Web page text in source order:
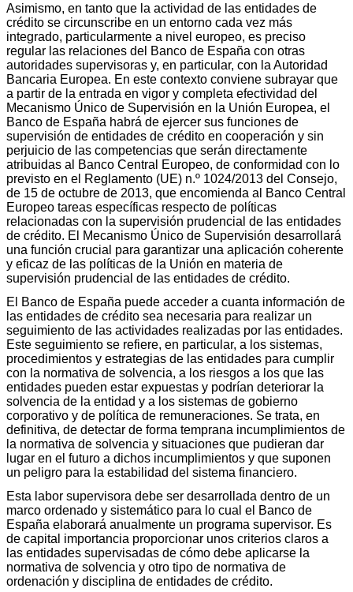
Asimismo, en tanto que la actividad de las entidades de
crédito se circunscribe en un entorno cada vez más
integrado, particularmente a nivel europeo, es preciso
regular las relaciones del Banco de España con otras
autoridades supervisoras y, en particular, con la Autoridad
Bancaria Europea. En este contexto conviene subrayar que
a partir de la entrada en vigor y completa efectividad del
Mecanismo Único de Supervisión en la Unión Europea, el
Banco de España habrá de ejercer sus funciones de
supervisión de entidades de crédito en cooperación y sin
perjuicio de las competencias que serán directamente
atribuidas al Banco Central Europeo, de conformidad con lo
previsto en el Reglamento (UE) n.º 1024/2013 del Consejo,
de 15 de octubre de 2013, que encomienda al Banco Central
Europeo tareas específicas respecto de políticas
relacionadas con la supervisión prudencial de las entidades
de crédito. El Mecanismo Único de Supervisión desarrollará
una función crucial para garantizar una aplicación coherente
y eficaz de las políticas de la Unión en materia de
supervisión prudencial de las entidades de crédito.
El Banco de España puede acceder a cuanta información de
las entidades de crédito sea necesaria para realizar un
seguimiento de las actividades realizadas por las entidades.
Este seguimiento se refiere, en particular, a los sistemas,
procedimientos y estrategias de las entidades para cumplir
con la normativa de solvencia, a los riesgos a los que las
entidades pueden estar expuestas y podrían deteriorar la
solvencia de la entidad y a los sistemas de gobierno
corporativo y de política de remuneraciones. Se trata, en
definitiva, de detectar de forma temprana incumplimientos de
la normativa de solvencia y situaciones que pudieran dar
lugar en el futuro a dichos incumplimientos y que suponen
un peligro para la estabilidad del sistema financiero.
Esta labor supervisora debe ser desarrollada dentro de un
marco ordenado y sistemático para lo cual el Banco de
España elaborará anualmente un programa supervisor. Es
de capital importancia proporcionar unos criterios claros a
las entidades supervisadas de cómo debe aplicarse la
normativa de solvencia y otro tipo de normativa de
ordenación y disciplina de entidades de crédito.